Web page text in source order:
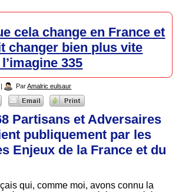
cela change en France et
changer bien plus vite
335
| Par Amalric eulsaur
Partisans et Adversaires
publiquement par les
Enjeux de la France et du
qui, comme moi, avons connu la